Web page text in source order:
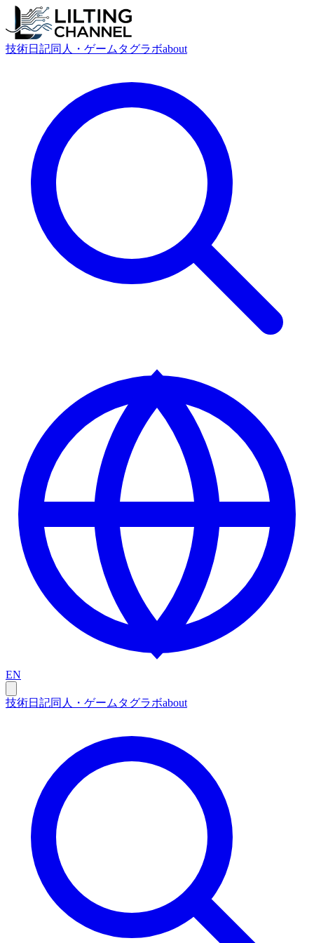
技術日記同人・ゲーム タグラボabout
EN
技術日記同人・ゲーム タグラボabout